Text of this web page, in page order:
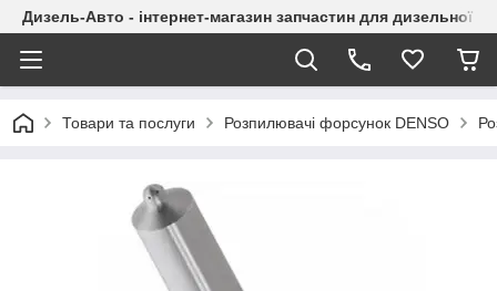
Дизель-Авто - інтернет-магазин запчастин для дизельної
Товари та послуги Розпилювачі форсунок DENSO